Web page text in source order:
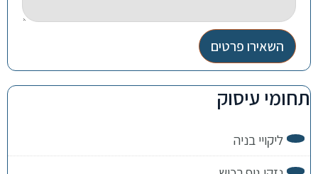
השאירו פרטים
תחומי עיסוק
ליקויי בניה